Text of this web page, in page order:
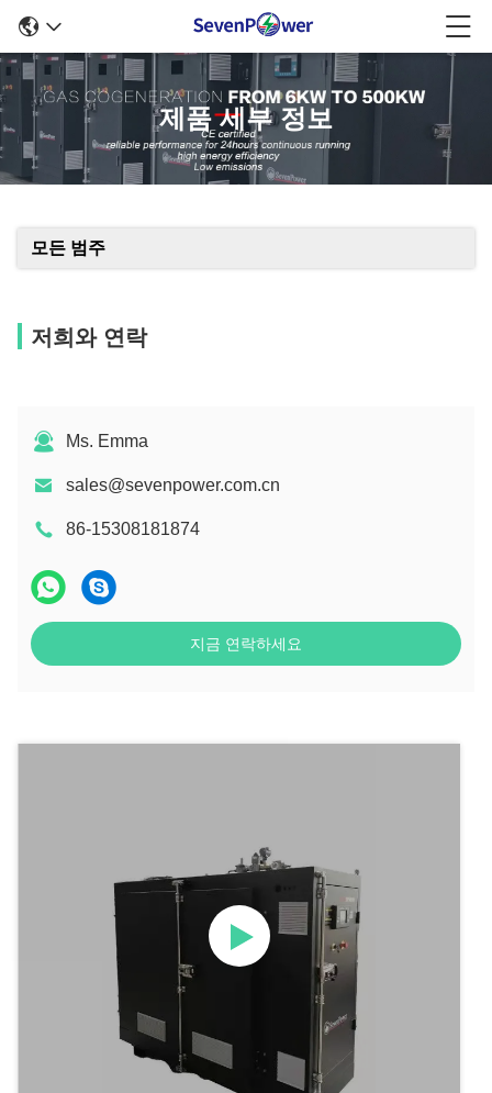
제품 세부 정보
모든 범주
저희와 연락
Ms. Emma
sales@sevenpower.com.cn
86-15308181874
지금 연락하세요